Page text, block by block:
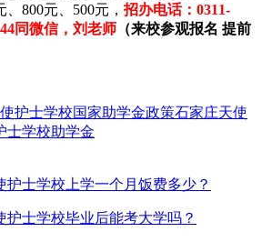
800元、500元， 招办电话：0311-
同微信，刘老师 （来校参观报名 提前
护士学校国家助学金政策石家庄天使
士学校助学金
护士学校上学一个月饭费多少？
护士学校毕业后能考大学吗？